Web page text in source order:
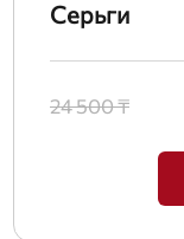
Серьги
24 500 ₸